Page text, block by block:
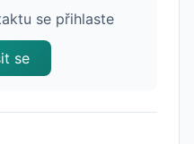
se přihlaste
se